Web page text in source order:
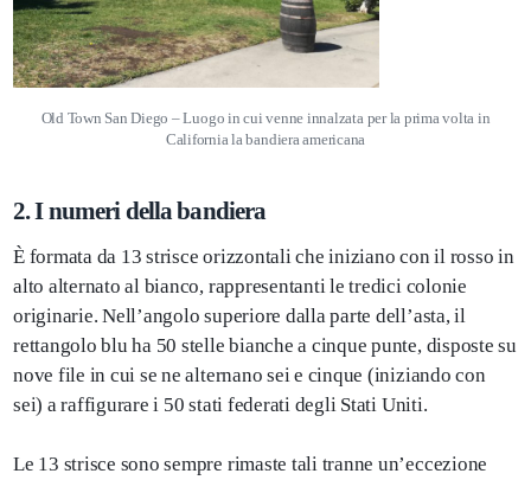
Old Town San Diego – Luogo in cui venne innalzata per la prima volta in
California la bandiera americana
2. I numeri della bandiera
È formata da 13 strisce orizzontali che iniziano con il rosso in
alto alternato al bianco, rappresentanti le tredici colonie
originarie. Nell’angolo superiore dalla parte dell’asta, il
rettangolo blu ha 50 stelle bianche a cinque punte, disposte su
nove file in cui se ne alternano sei e cinque (iniziando con
sei) a raffigurare i 50 stati federati degli Stati Uniti.
Le 13 strisce sono sempre rimaste tali tranne un’eccezione